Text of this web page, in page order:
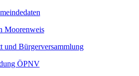
Moorenweis
und Bürgerversammlung
ÖPNV